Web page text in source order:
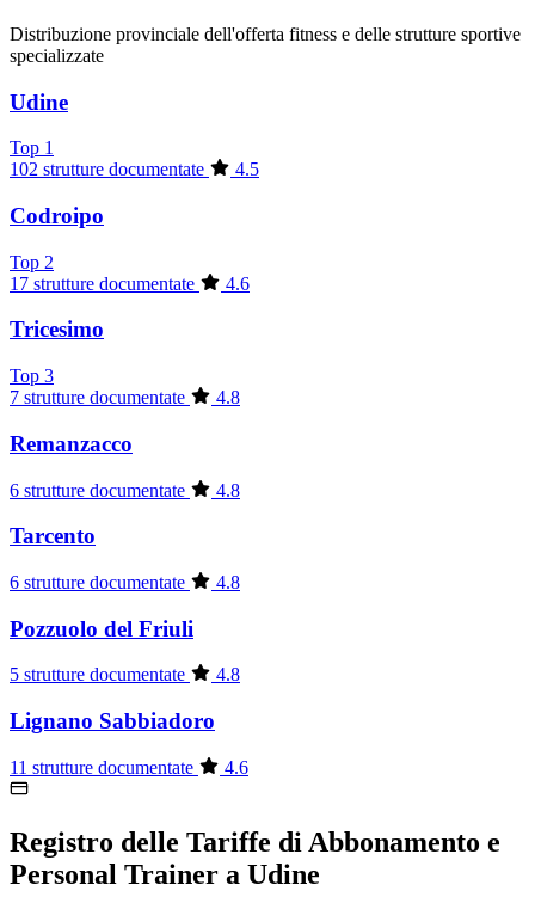
Distribuzione provinciale dell'offerta fitness e delle strutture sportive
specializzate
Udine
Top 1
102 strutture documentate
4.5
Codroipo
Top 2
17 strutture documentate
4.6
Tricesimo
Top 3
7 strutture documentate
4.8
Remanzacco
6 strutture documentate 4.8
Tarcento
6 strutture documentate 4.8
Pozzuolo del Friuli
5 strutture documentate 4.8
Lignano Sabbiadoro
11 strutture documentate 4.6
Registro delle Tariffe di Abbonamento e
Personal Trainer a Udine